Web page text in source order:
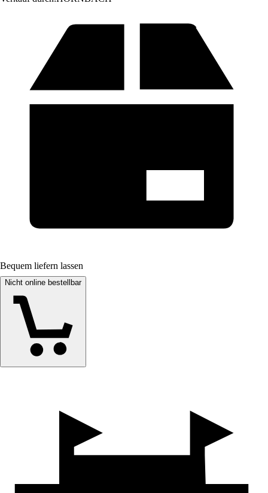
Bequem liefern lassen
Nicht online bestellbar